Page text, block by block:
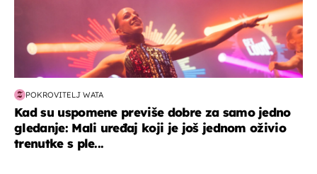
POKROVITELJ WATA
Kad su uspomene previše dobre za samo jedno
gledanje: Mali uređaj koji je još jednom oživio
trenutke s ple...